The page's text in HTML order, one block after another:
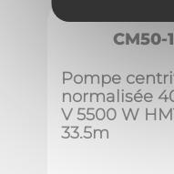
CM50-
Pompe
normalisée
V 5500 W
33.5m